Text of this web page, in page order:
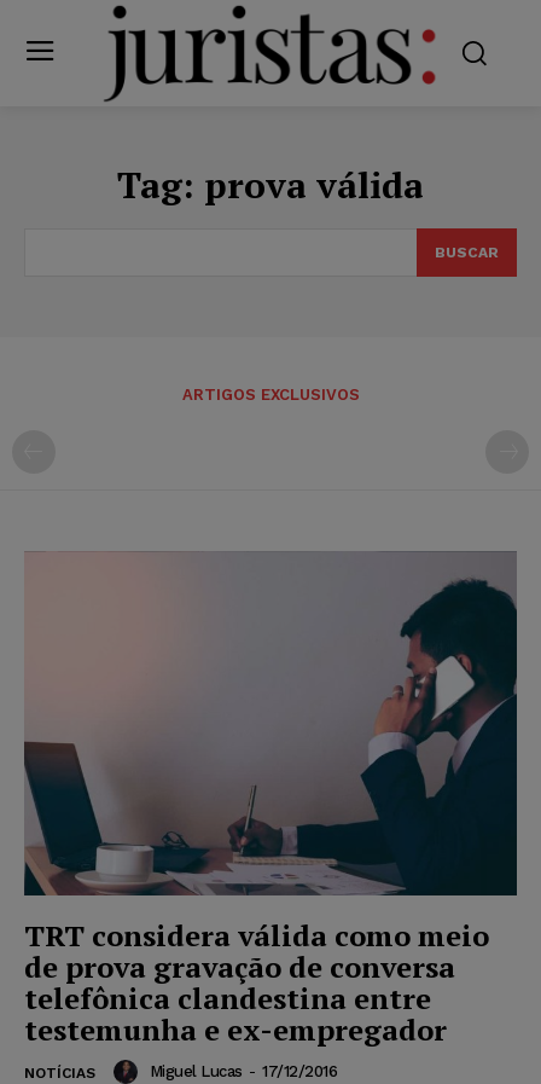
Tag: prova válida
BUSCAR
ARTIGOS EXCLUSIVOS
TRT considera válida como meio
de prova gravação de conversa
telefônica clandestina entre
testemunha e ex-empregador
NOTÍCIAS Miguel Lucas - 17/12/2016